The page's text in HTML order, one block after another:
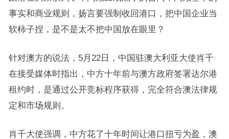
事实和商业规则，扬言要强制收回港口，把中国企业当
软柿子捏，是不是太不把中国放在眼里？
针对澳方的说法，5月22日，中国驻澳大利亚大使肖千
在接受媒体时指出，中方十年前与澳方政府签署达尔港
租约时，是通过公开竞标程序获得，完全符合澳法律规
定和市场规则。
肖千大使强调，中方花了十年时间让港口扭亏为盈，澳